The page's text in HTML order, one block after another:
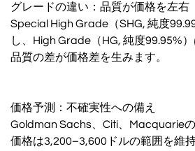
グレードの違い：品質が価格を左右
Special High Grade（SHG, 純度
し、High Grade（HG, 純度99.95%
品質の差が価格差を生みます。
価格予測：不確実性への備え
Goldman Sachs、Citi、Macquarieの
価格は3,200–3,600ドルの範囲を維